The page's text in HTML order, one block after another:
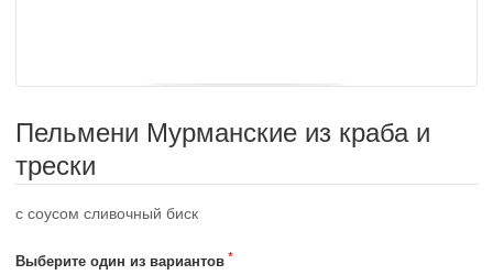
Пельмени Мурманские из краба и
трески
с соусом сливочный биск
Выберите один из вариантов